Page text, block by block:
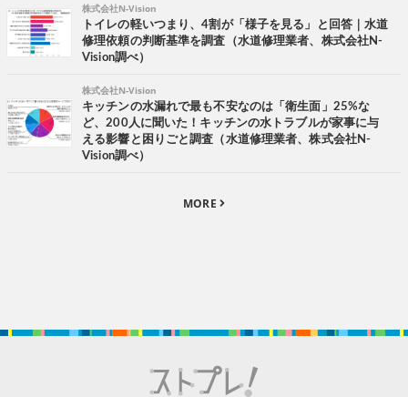
株式会社N-Vision
トイレの軽いつまり、4割が「様子を見る」と回答｜水道
修理依頼の判断基準を調査（水道修理業者、株式会社N-
Vision調べ）
株式会社N-Vision
キッチンの水漏れで最も不安なのは「衛生面」25%な
ど、200人に聞いた！キッチンの水トラブルが家事に与
える影響と困りごと調査（水道修理業者、株式会社N-
Vision調べ）
MORE